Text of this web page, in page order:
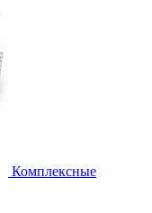
Комплексные